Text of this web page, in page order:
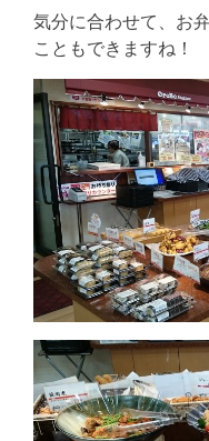
気分に合わせて、お
こともできますね！